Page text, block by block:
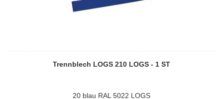
Trennblech LOGS 210 LOGS - 1 ST
20 blau RAL 5022 LOGS